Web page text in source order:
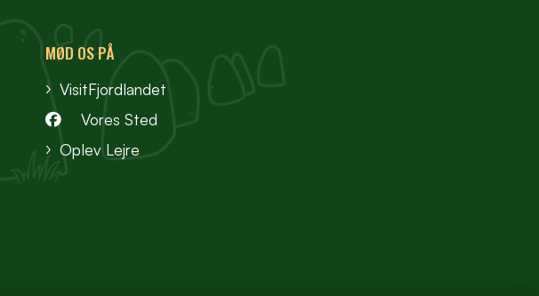
MØD OS PÅ
VisitFjordlandet
Vores Sted
Oplev Lejre